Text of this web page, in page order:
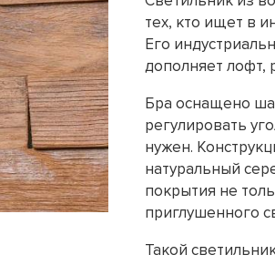
тех, кто ищет в
Его
дополняет лофт,
Бра оснащено
регулировать
нужен.
натуральный
покрытия не
приглушенного
Такой